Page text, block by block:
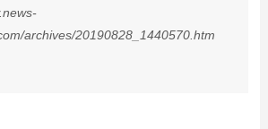
archives/20190828_1440570.htm